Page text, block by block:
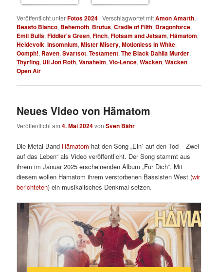
Veröffentlicht unterFotos 2024 |Verschlagwortet mitAmon Amarth,
Beasto Blanco, Behemoth, Brutus,Cradle of Filth, Dragonforce,
Emil Bulls,Fiddler's Green,Finch,Flotsam and Jetsam,Hämatom,
Heidevolk,Insomnium,Mister Misery,Motionless in White,
Oomph!, Raven,Svartsot,Testament,The Black Dahlia Murder,
Thyrfing, Uli Jon Roth,Vanaheim,Vio-Lence,Wacken,Wacken
Open Air
Neues Video von Hämatom
Veröffentlicht am4. Mai 2024vonSven Bähr
Die Metal-Band Hämatom hat den Song „Ein` auf den Tod – Zwei
auf das Leben“ als Video veröffentlicht. Der Song stammt aus
ihrem im Januar 2025 erscheinenden Album „Für Dich“. Mit
diesem wollen Hämatom ihrem verstorbenen Bassisten West (wir
berichteten) ein musikalisches Denkmal setzen.